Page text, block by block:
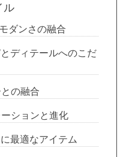
ル
ダンさの融合
ディテールへのこだ
の融合
ションと進化
最適なアイテム